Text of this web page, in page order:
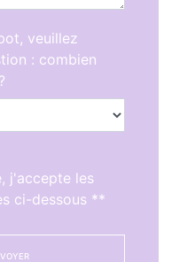
veuillez
: combien
j'accepte les
ci-dessous **